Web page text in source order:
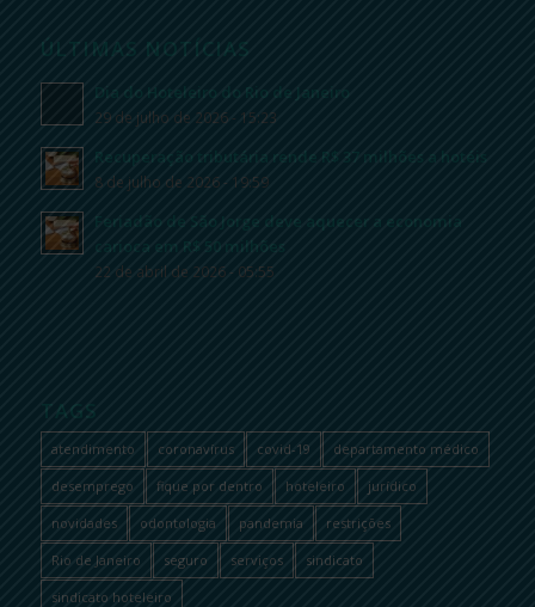
ÚLTIMAS NOTÍCIAS
Dia do Hoteleiro do Rio de Janeiro
29 de julho de 2026 - 15:23
Recuperação tributária rende R$ 37 milhões a hotéis
8 de julho de 2026 - 19:59
Feriadão de São Jorge deve aquecer a economia
carioca em R$ 50 milhões
22 de abril de 2026 - 05:55
TAGS
atendimento coronavírus covid-19 departamento médico
desemprego fique por dentro hoteleiro jurídico
novidades odontologia pandemia restrições
Rio de Janeiro seguro serviços sindicato
sindicato hoteleiro